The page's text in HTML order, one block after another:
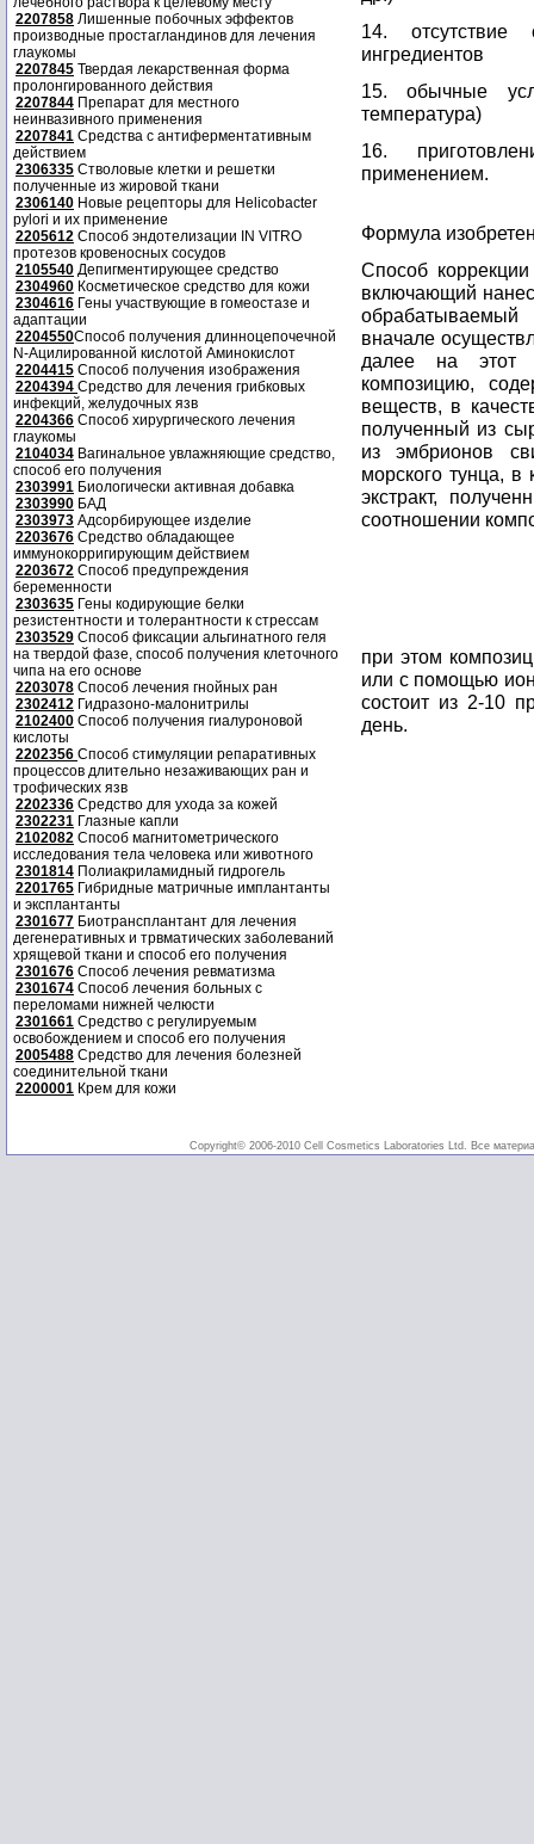
2207858 Лишенные побочных эффектов
производные простагландинов для лечения
глаукомы
2207845 Твердая лекарственная форма
пролонгированного действия
2207844 Препарат для местного
неинвазивного применения
2207841 Средства с антиферментативным
действием
2306335 Стволовые клетки и решетки
полученные из жировой ткани
2306140 Новые рецепторы для Helicobacter
pylori и их применение
2205612 Способ эндотелизации IN VITRO
протезов кровеносных сосудов
2105540 Депигментирующее средство
2304960 Косметическое средство для кожи
2304616 Гены участвующие в гомеостазе и
адаптации
2204550Способ получения длинноцепочечной
N-Ацилированной кислотой Аминокислот
2204415 Способ получения изображения
2204394 Средство для лечения грибковых
инфекций, желудочных язв
2204366 Способ хирургического лечения
глаукомы
2104034 Вагинальное увлажняющие средство,
способ его получения
2303991 Биологически активная добавка
2303990 БАД
2303973 Адсорбирующее изделие
2203676 Средство обладающее
иммунокорригирующим действием
2203672 Способ предупреждения
беременности
2303635 Гены кодирующие белки
резистентности и толерантности к стрессам
2303529 Способ фиксации альгинатного геля
на твердой фазе, способ получения клеточного
чипа на его основе
2203078 Способ лечения гнойных ран
2302412 Гидразоно-малонитрилы
2102400 Способ получения гиалуроновой
кислоты
2202356 Способ стимуляции репаративных
процессов длительно незаживающих ран и
трофических язв
2202336 Средство для ухода за кожей
2302231 Глазные капли
2102082 Способ магнитометрического
исследования тела человека или животного
2301814 Полиакриламидный гидрогель
2201765 Гибридные матричные имплантанты
и эксплантанты
2301677 Биотрансплантант для лечения
дегенеративных и трвматических заболеваний
хрящевой ткани и способ его получения
2301676 Способ лечения ревматизма
2301674 Способ лечения больных с
переломами нижней челюсти
2301661 Средство с регулируемым
освобождением и способ его получения
2005488 Средство для лечения болезней
соединительной ткани
2200001 Крем для кожи
14. отсутствие
ингредиентов
15. обычные
температура)
16.
применением.
Формула
Способ
включающий
вначале
далее на этот
композицию,
веществ, в
полученный из
из эмбрионов
морского тунца, в
экстракт,
соотношении
при этом
или с помощью
состоит из 2-10
день.
Copyright© 2006-2010 Cell Cosmetics Laboratories Ltd. Все